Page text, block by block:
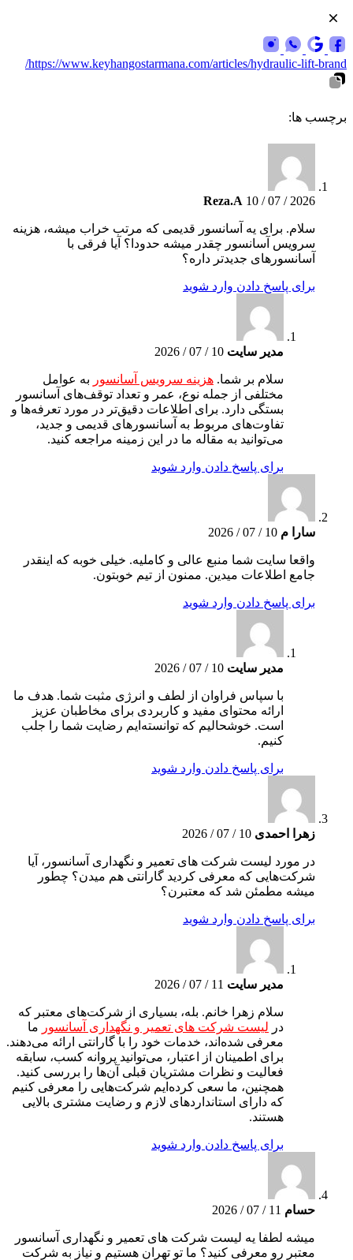
https://www.keyhangostarmana.com/articles/hydraulic-lift-brand/
برچسب ها:
Reza.A 10 / 07 / 2026
سلام. برای یه آسانسور قدیمی که مرتب خراب میشه، هزینه
سرویس آسانسور چقدر میشه حدودا؟ آیا فرقی با
آسانسورهای جدیدتر داره؟
برای پاسخ دادن وارد شوید
مدیر سایت 10 / 07 / 2026
سلام بر شما. هزینه سرویس آسانسور به عوامل
مختلفی از جمله نوع، عمر و تعداد توقف‌های آسانسور
بستگی دارد. برای اطلاعات دقیق‌تر در مورد تعرفه‌ها و
تفاوت‌های مربوط به آسانسورهای قدیمی و جدید،
می‌توانید به مقاله ما در این زمینه مراجعه کنید.
برای پاسخ دادن وارد شوید
سارا م 10 / 07 / 2026
واقعا سایت شما منبع عالی و کاملیه. خیلی خوبه که اینقدر
جامع اطلاعات میدین. ممنون از تیم خوبتون.
برای پاسخ دادن وارد شوید
مدیر سایت 10 / 07 / 2026
با سپاس فراوان از لطف و انرژی مثبت شما. هدف ما
ارائه محتوای مفید و کاربردی برای مخاطبان عزیز
است. خوشحالیم که توانسته‌ایم رضایت شما را جلب
کنیم.
برای پاسخ دادن وارد شوید
زهرا احمدی 10 / 07 / 2026
در مورد لیست شرکت های تعمیر و نگهداری آسانسور، آیا
شرکت‌هایی که معرفی کردید گارانتی هم میدن؟ چطور
میشه مطمئن شد که معتبرن؟
برای پاسخ دادن وارد شوید
مدیر سایت 11 / 07 / 2026
سلام زهرا خانم. بله، بسیاری از شرکت‌های معتبر که
در لیست شرکت های تعمیر و نگهداری آسانسور ما
معرفی شده‌اند، خدمات خود را با گارانتی ارائه می‌دهند.
برای اطمینان از اعتبار، می‌توانید پروانه کسب، سابقه
فعالیت و نظرات مشتریان قبلی آن‌ها را بررسی کنید.
همچنین، ما سعی کرده‌ایم شرکت‌هایی را معرفی کنیم
که دارای استانداردهای لازم و رضایت مشتری بالایی
هستند.
برای پاسخ دادن وارد شوید
حسام 11 / 07 / 2026
میشه لطفا یه لیست شرکت های تعمیر و نگهداری آسانسور
معتبر رو معرفی کنید؟ ما تو تهران هستیم و نیاز به شرکت